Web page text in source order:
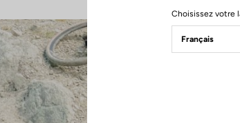
Choisissez votre